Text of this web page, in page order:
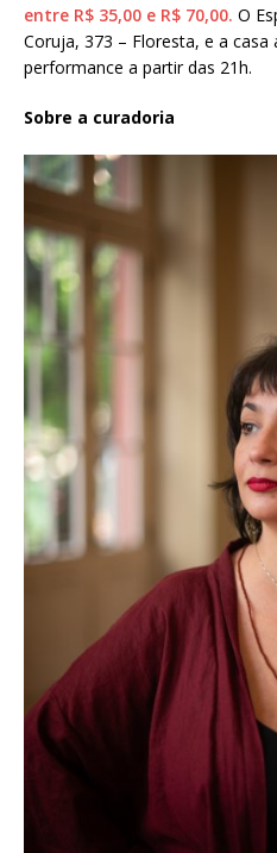
entre R$ 35,00 e R$ 70,00. O
Coruja, 373 – Floresta, e a
performance a partir das 21h.
Sobre a curadoria